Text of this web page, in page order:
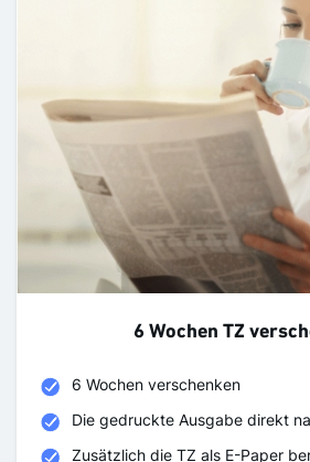
6 Wochen TZ
6 Wochen verschenken
Die gedruckte Ausgabe direkt
Zusätzlich die TZ als E-Paper